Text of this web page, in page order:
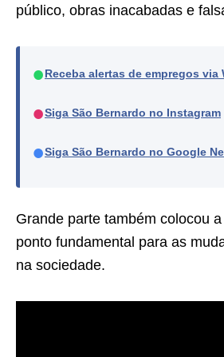
público, obras inacabadas e
● Receba alertas de empregos via
●Siga São Bernardo no Instagram
●Siga São Bernardo no Google
Grande parte também colocou
ponto fundamental para as
na sociedade.